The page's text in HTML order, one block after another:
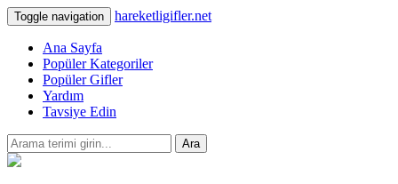
Toggle navigation hareketligifler.net
Ana Sayfa
Popüler Kategoriler
Popüler Gifler
Yardım
Tavsiye Edin
Ara